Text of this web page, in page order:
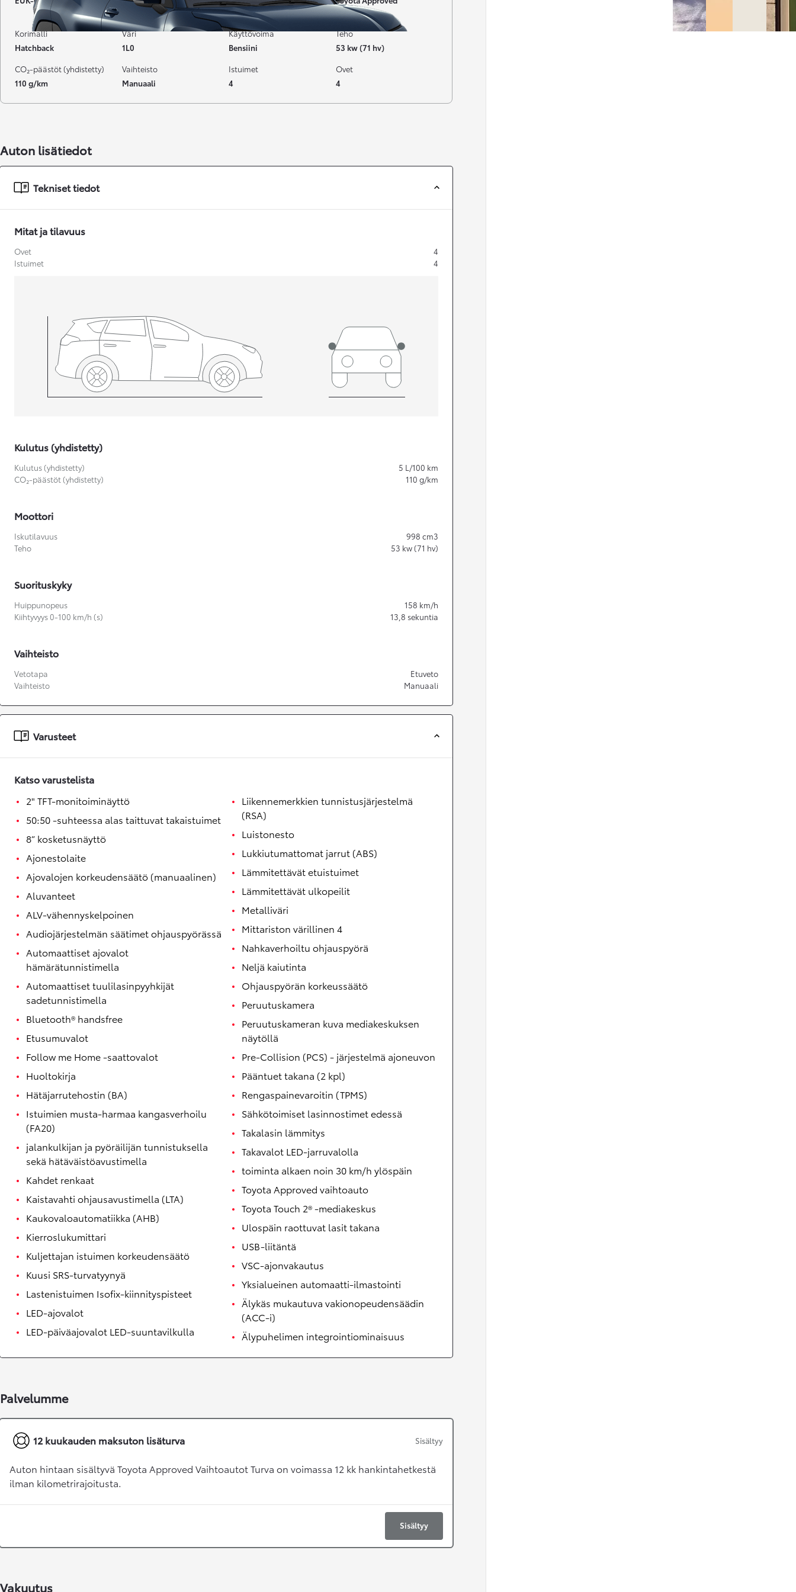
Alkaen
HYBRIDI
Alkaen
RAV4
Vaihtoautot
Korimalli
Hatchback
Väri
1L0
Käyttövoima
Bensiini
Teho
53 kw (71 hv)
CO₂-päästöt (yhdistetty)
110 g/km
Vaihteisto
Manuaali
Istuimet
4
Ovet
4
Auton lisätiedot
Tekniset tiedot
Mitat ja tilavuus
Ovet
4
Istuimet
4
Kulutus (yhdistetty)
Kulutus (yhdistetty) 5 L/100 km
CO₂-päästöt (yhdistetty)
110 g/km
Moottori
Iskutilavuus 998 cm3
Teho
53 kw (71 hv)
Suorituskyky
Huippunopeus 158 km/h
Kiihtyvyys 0-100 km/h (s)
13,8 sekuntia
Vaihteisto
Vetotapa
Etuveto
Vaihteisto
Manuaali
Varusteet
Katso varustelista
2" TFT-monitoiminäyttö
50:50 -suhteessa alas taittuvat takaistuimet
8” kosketusnäyttö
Ajonestolaite
Ajovalojen korkeudensäätö (manuaalinen)
Aluvanteet
ALV-vähennyskelpoinen
Audiojärjestelmän säätimet ohjauspyörässä
Automaattiset ajovalot
hämärätunnistimella
Automaattiset tuulilasinpyyhkijät
sadetunnistimella
Bluetooth® handsfree
Etusumuvalot
Follow me Home -saattovalot
Huoltokirja
Hätäjarrutehostin (BA)
Istuimien musta-harmaa kangasverhoilu
(FA20)
jalankulkijan ja pyöräilijän tunnistuksella
sekä hätäväistöavustimella
Kahdet renkaat
Kaistavahti ohjausavustimella (LTA)
Kaukovaloautomatiikka (AHB)
Kierroslukumittari
Kuljettajan istuimen korkeudensäätö
Kuusi SRS-turvatyynyä
Lastenistuimen Isofix-kiinnityspisteet
LED-ajovalot
LED-päiväajovalot LED-suuntavilkulla
Liikennemerkkien tunnistusjärjestelmä
(RSA)
Luistonesto
Lukkiutumattomat jarrut (ABS)
Lämmitettävät etuistuimet
Lämmitettävät ulkopeilit
Metalliväri
Mittariston värillinen 4
Nahkaverhoiltu ohjauspyörä
Neljä kaiutinta
Ohjauspyörän korkeussäätö
Peruutuskamera
Peruutuskameran kuva mediakeskuksen
näytöllä
Pre-Collision (PCS) - järjestelmä ajoneuvon
Pääntuet takana (2 kpl)
Rengaspainevaroitin (TPMS)
Sähkötoimiset lasinnostimet edessä
Takalasin lämmitys
Takavalot LED-jarruvalolla
toiminta alkaen noin 30 km/h ylöspäin
Toyota Approved vaihtoauto
Toyota Touch 2® -mediakeskus
Ulospäin raottuvat lasit takana
USB-liitäntä
VSC-ajonvakautus
Yksialueinen automaatti-ilmastointi
Älykäs mukautuva vakionopeudensäädin
(ACC-i)
Älypuhelimen integrointiominaisuus
Palvelumme
12 kuukauden maksuton lisäturva Sisältyy
Auton hintaan sisältyvä Toyota Approved Vaihtoautot Turva on voimassa 12 kk hankintahetkestä
ilman kilometrirajoitusta.
Sisältyy
Vakuutus